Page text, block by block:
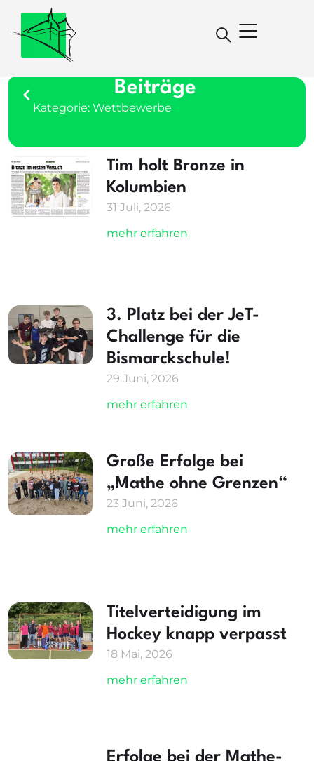
Beiträge
Kategorie: Wettbewerbe
Tim holt Bronze in
Kolumbien
31 Juli, 2026
mehr erfahren
3. Platz bei der JeT-
Challenge für die
Bismarckschule!
29 Juni, 2026
mehr erfahren
Große Erfolge bei
„Mathe ohne Grenzen“
23 Juni, 2026
mehr erfahren
Titelverteidigung im
Hockey knapp verpasst
18 Mai, 2026
mehr erfahren
Erfolge bei der Mathe-